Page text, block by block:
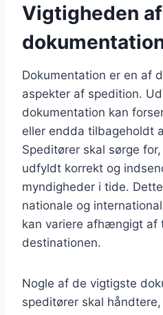
Vigtigheden af
Dokumentation er en af
aspekter af spedition.
dokumentation kan
eller endda tilbageholdt
Speditører skal sørge
udfyldt korrekt og
myndigheder i tide.
nationale og
kan variere afhængigt af
destinationen.
Nogle af de vigtigste
speditører skal